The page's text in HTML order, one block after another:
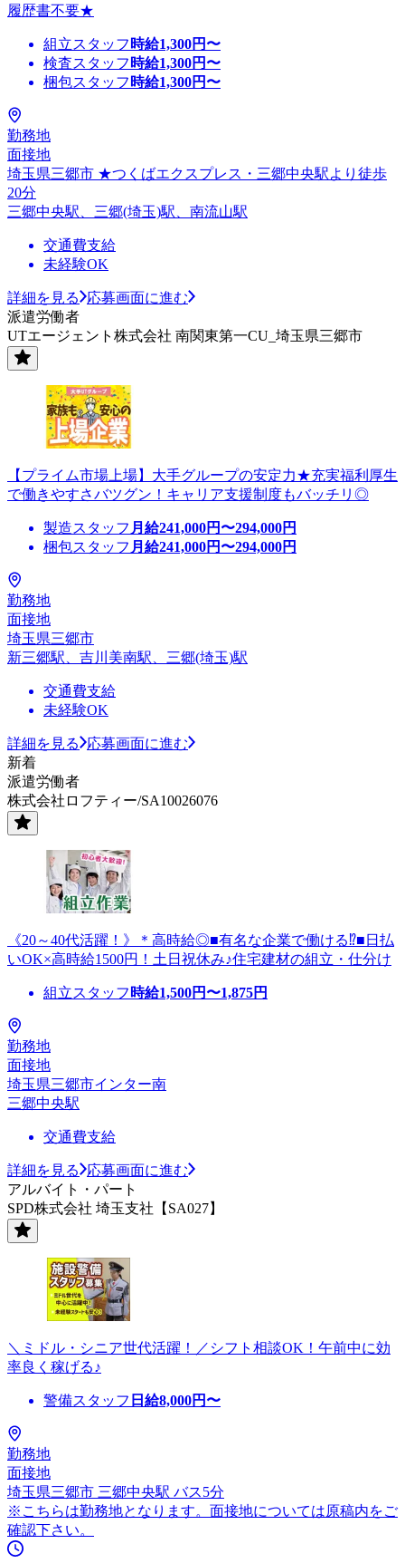
履歴書不要★
組立スタッフ 時給1,300円〜
検査スタッフ 時給1,300円〜
梱包スタッフ 時給1,300円〜
勤務地
面接地
埼玉県三郷市 ★つくばエクスプレス・三郷中央駅より徒歩
20分
三郷中央駅、三郷(埼玉)駅、南流山駅
交通費支給
未経験OK
詳細を見る
応募画面に進む
派遣労働者
UTエージェント株式会社 南関東第一CU_埼玉県三郷市
【プライム市場上場】大手グループの安定力★充実福利厚生
で働きやすさバツグン！キャリア支援制度もバッチリ◎
製造スタッフ 月給241,000円〜294,000円
梱包スタッフ 月給241,000円〜294,000円
勤務地
面接地
埼玉県三郷市
新三郷駅、吉川美南駅、三郷(埼玉)駅
交通費支給
未経験OK
詳細を見る
応募画面に進む
新着
派遣労働者
株式会社ロフティー/SA10026076
《20～40代活躍！》＊高時給◎■有名な企業で働ける⁉■日払
いOK×高時給1500円！土日祝休み♪住宅建材の組立・仕分け
組立スタッフ 時給1,500円〜1,875円
勤務地
面接地
埼玉県三郷市インター南
三郷中央駅
交通費支給
詳細を見る
応募画面に進む
アルバイト・パート
SPD株式会社 埼玉支社【SA027】
＼ミドル・シニア世代活躍！／シフト相談OK！午前中に効
率良く稼げる♪
警備スタッフ 日給8,000円〜
勤務地
面接地
埼玉県三郷市 三郷中央駅 バス5分
※こちらは勤務地となります。面接地については原稿内をご
確認下さい。